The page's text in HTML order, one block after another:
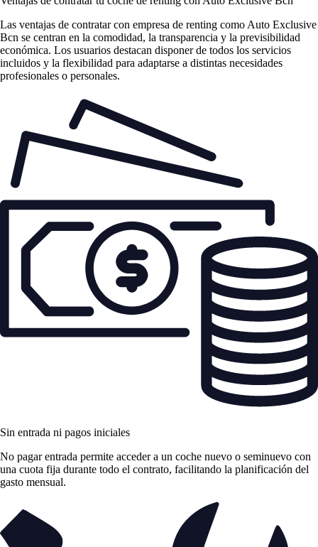
Las ventajas de contratar con empresa de renting como Auto Exclusive
Bcn se centran en la comodidad, la transparencia y la previsibilidad
económica. Los usuarios destacan disponer de todos los servicios
incluidos y la flexibilidad para adaptarse a distintas necesidades
profesionales o personales.
Sin entrada ni pagos iniciales
No pagar entrada permite acceder a un coche nuevo o seminuevo con
una cuota fija durante todo el contrato, facilitando la planificación del
gasto mensual.